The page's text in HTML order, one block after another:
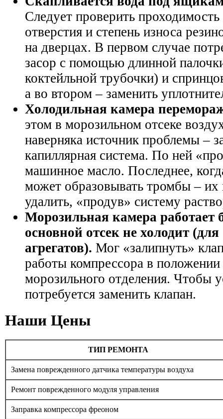
Следует проверить
отверстия и степень износа
на дверцах. В первом случае
засор с помощью длинной
коктейльной трубочки) и
а во втором – заменить
Холодильная камера
этом в морозильном отсеке
наверняка источник проблемы –
капиллярная система. По ней
машинное масло. Последнее,
может образовывать тромбы – их
удалить, «продув» систему
Морозильная камера работает
основной отсек не холодит
агрегатов). Мог «залипнуть»
работы компрессора в
морозильного отделения. Чтобы
потребуется заменить клапан.
Наши Цены
ТИП РЕМОНТА
Замена поврежденного датчика температуры воздуха
Ремонт поврежденного модуля управления
Заправка компрессора фреоном